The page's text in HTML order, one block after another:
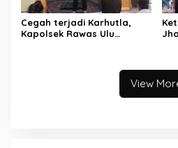
Cegah terjadi Karhutla,
Kapolsek Rawas Ulu
View